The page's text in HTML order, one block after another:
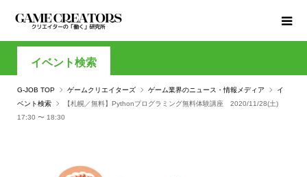
イベント検索
G-JOB TOP ゲームクリエイターズ ゲーム業界のニュース・情報メディア
イ
ベント検索
【札幌／無料】Pythonプログラミング無料体験講座 2020/11/28(土)
17:30 〜 18:30